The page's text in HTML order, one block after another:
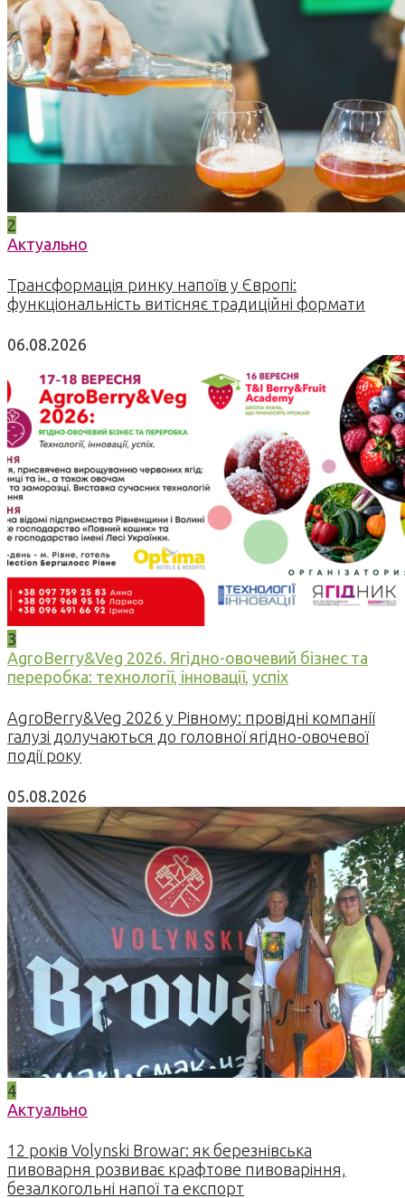
2
Актуально
Трансформація ринку напоїв у Європі:
функціональність витісняє традиційні формати
06.08.2026
3
AgroBerry&Veg 2026. Ягідно-овочевий бізнес та
переробка: технології, інновації, успіх
AgroBerry&Veg 2026 у Рівному: провідні компанії
галузі долучаються до головної ягідно-овочевої
події року
05.08.2026
4
Актуально
12 років Volynski Browar: як березнівська
пивоварня розвиває крафтове пивоваріння,
безалкогольні напої та експорт